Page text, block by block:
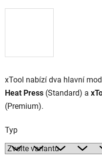
xTool nabízí dva hlavní
Heat Press (Standard) a
(Premium).
Typ